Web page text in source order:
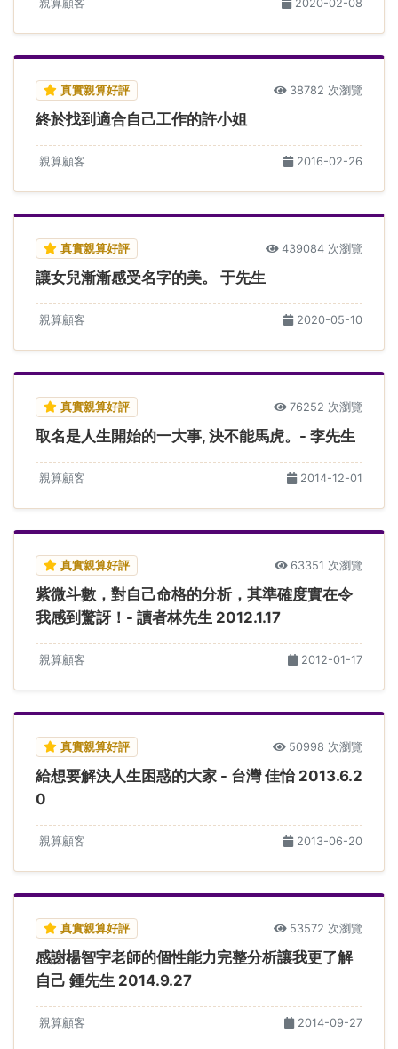
親算顧客 2020-02-08
真實親算好評 38782 次瀏覽
終於找到適合自己工作的許小姐
親算顧客 2016-02-26
真實親算好評 439084 次瀏覽
讓女兒漸漸感受名字的美。 于先生
親算顧客 2020-05-10
真實親算好評 76252 次瀏覽
取名是人生開始的一大事, 決不能馬虎。- 李先生
親算顧客 2014-12-01
真實親算好評 63351 次瀏覽
紫微斗數，對自己命格的分析，其準確度實在令
我感到驚訝！- 讀者林先生 2012.1.17
親算顧客 2012-01-17
真實親算好評 50998 次瀏覽
給想要解決人生困惑的大家 - 台灣 佳怡 2013.6.2
0
親算顧客 2013-06-20
真實親算好評 53572 次瀏覽
感謝楊智宇老師的個性能力完整分析讓我更了解
自己 鍾先生 2014.9.27
親算顧客 2014-09-27